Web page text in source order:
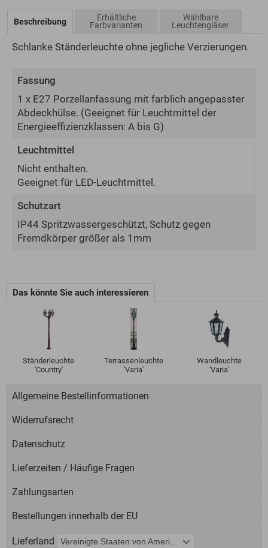
Beschreibung
Erhältliche
Farbvarianten
Wählbare
Leuchtengläser
Schlanke Ständerleuchte ohne jegliche Verzierungen.
Fassung
1 x E27 Porzellanfassung mit farblich angepasster
Abdeckhülse. (Geeignet für Leuchtmittel der
Energie­effizienz­klassen: A bis G)
Leuchtmittel
Nicht enthalten.
Geeignet für LED-Leuchtmittel.
Schutzart
IP44 Spritzwassergeschützt, Schutz gegen
Fremdkörper größer als 1mm
Das könnte Sie auch interessieren
Ständerleuchte
'Country'
Terrassenleuchte
'Varia'
Wandleuchte
'Varia'
Allgemeine Bestellinformationen
Widerrufsrecht
Datenschutz
Lieferzeiten / Häufige Fragen
Zahlungsarten
Bestellungen innerhalb der EU
Lieferland